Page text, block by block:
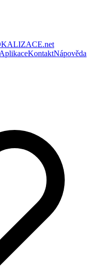
.net
AplikaceKontaktNápověda